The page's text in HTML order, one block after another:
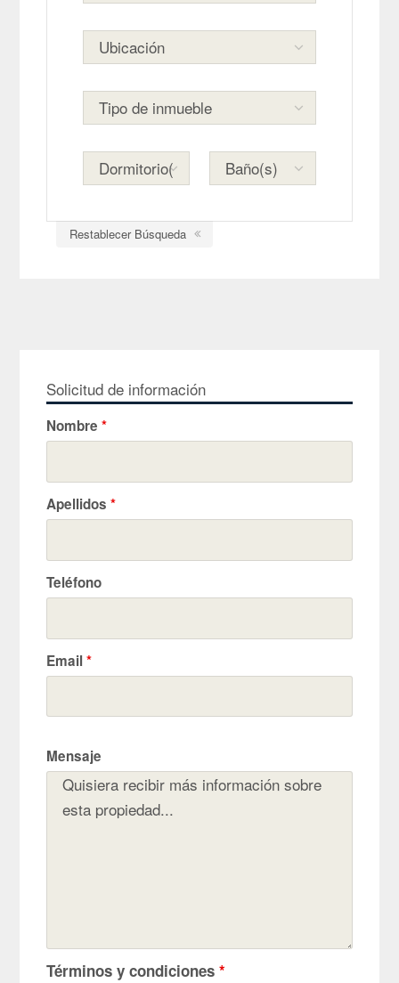
Restablecer Búsqueda
Solicitud de información
Nombre*
Apellidos*
Teléfono
Email*
Mensaje
Términos y condiciones*